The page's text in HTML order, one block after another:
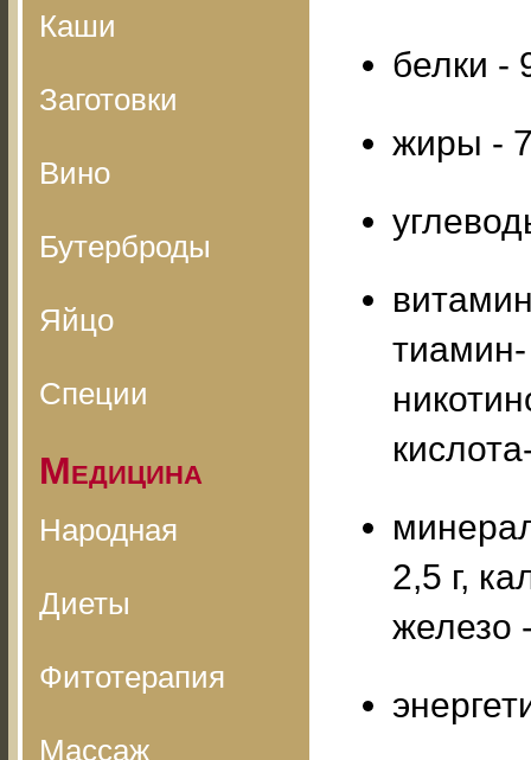
Каши
Заготовки
Вино
Бутерброды
Яйцо
Специи
Медицина
Народная
Диеты
Фитотерапия
Массаж
белки -
жиры -
2,5 г,
железо